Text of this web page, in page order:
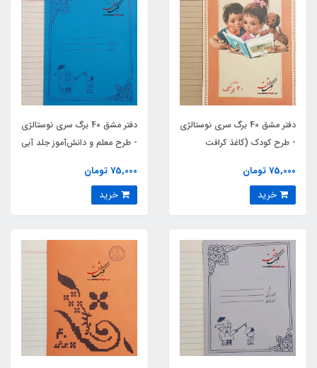
دفتر مشق 40 برگ سری نوستالژی
- طرح کودک (کاغذ کرافت
75,000 تومان
دفتر مشق 40 برگ سری نوستالژی
- طرح معلم و دانش‌آموز جلد آبی
75,000 تومان